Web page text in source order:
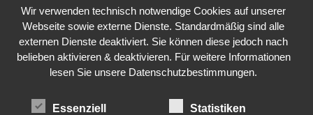
Deutsche Politik
Deutschland
Diabetes
Die Stem van die Apartheid
Dokumentationen
Wir verwenden technisch notwendige Cookies auf unserer
Webseite sowie externe Dienste. Standardmäßig sind alle
externen Dienste deaktiviert. Sie können diese jedoch nach
belieben aktivieren & deaktivieren. Für weitere Informationen
lesen Sie unsere Datenschutzbestimmungen.
Essenziell Statistiken